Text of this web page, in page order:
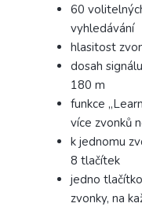
60
vyhledávání
hlasitost
dosah
180 m
funkce
více zvonků
k jednomu
8 tlačítek
jedno
zvonky, na